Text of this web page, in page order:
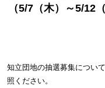
（5/7（木）～5/12
知立団地の抽選募集につい
照ください。